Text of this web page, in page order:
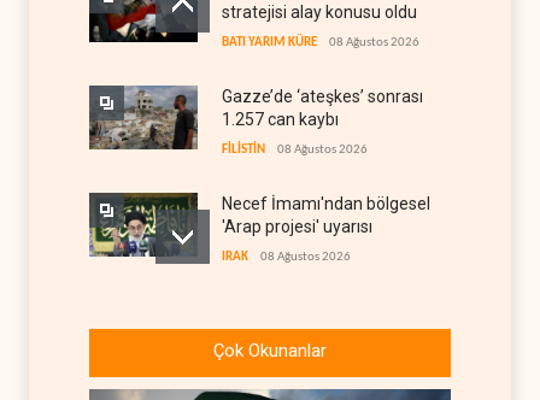
stratejisi alay konusu oldu
BATI YARIM KÜRE 08 Ağustos 2026
Gazze’de ‘ateşkes’ sonrası
1.257 can kaybı
FİLİSTİN 08 Ağustos 2026
Necef İmamı'ndan bölgesel
'Arap projesi' uyarısı
IRAK 08 Ağustos 2026
da yetmedi: Hürmüz’de
gemi vuruldu
Çok Okunanlar